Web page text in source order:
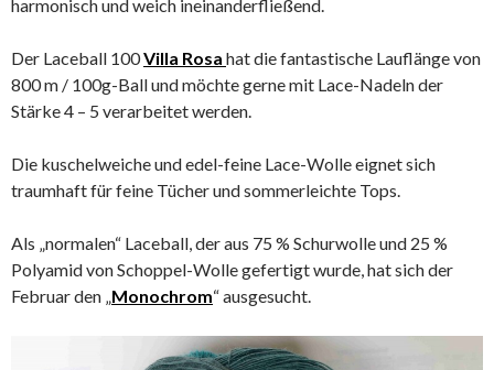
harmonisch und weich ineinanderfließend.
Der Laceball 100Villa Rosa hat die fantastische Lauflänge von
800 m / 100g-Ball und möchte gerne mit Lace-Nadeln der
Stärke 4 – 5 verarbeitet werden.
Die kuschelweiche und edel-feine Lace-Wolle eignet sich
traumhaft für feine Tücher und sommerleichte Tops.
Als „normalen“ Laceball, der aus 75 % Schurwolle und 25 %
Polyamid von Schoppel-Wolle gefertigt wurde, hat sich der
Februar den „Monochrom“ ausgesucht.